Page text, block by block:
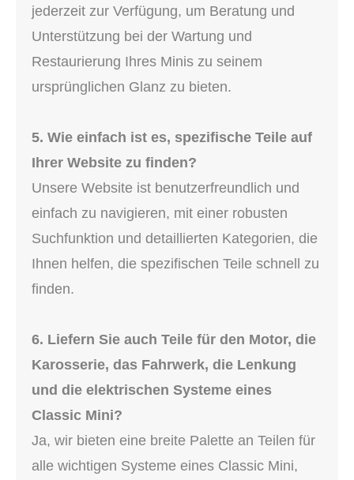
jederzeit zur Verfügung, um Beratung und
Unterstützung bei der Wartung und
Restaurierung Ihres Minis zu seinem
ursprünglichen Glanz zu bieten.
5. Wie einfach ist es, spezifische Teile auf
Ihrer Website zu finden?
Unsere Website ist benutzerfreundlich und
einfach zu navigieren, mit einer robusten
Suchfunktion und detaillierten Kategorien, die
Ihnen helfen, die spezifischen Teile schnell zu
finden.
6. Liefern Sie auch Teile für den Motor, die
Karosserie, das Fahrwerk, die Lenkung
und die elektrischen Systeme eines
Classic Mini?
Ja, wir bieten eine breite Palette an Teilen für
alle wichtigen Systeme eines Classic Mini,